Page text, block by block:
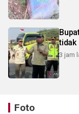
tidak
3 jam
Foto